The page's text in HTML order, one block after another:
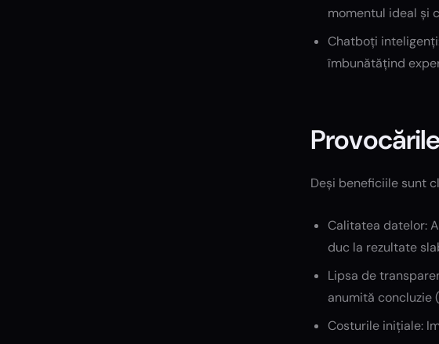
momentul ideal și
Chatboți
îmbunătățind
Deși beneficiile sunt
Calitatea datelor:
duc la rezultate
Lipsa de
anumită concluzie
Costurile inițiale: